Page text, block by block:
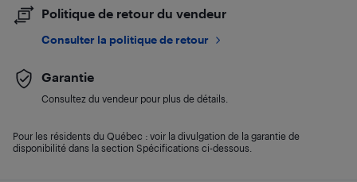
Politique de retour du vendeur
Consulter la politique de retour
Garantie
Consultez du vendeur pour plus de détails.
Pour les résidents du Québec : voir la divulgation de la garantie de
disponibilité dans la section Spécifications ci-dessous.